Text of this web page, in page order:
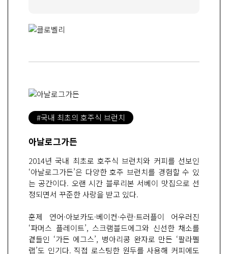
#국내 최초의 호주식 브런치
아날로그가든
2014년 국내 최초로 호주식 브런치와 커피를 선보인
‘아날로그가든’은 다양한 호주 브런치를 경험할 수 있
는 공간이다. 오랜 시간 블루리본 서베이 맛집으로 선
정되면서 꾸준한 사랑을 받고 있다.
훈제 연어·아보카도·베이컨·수란·트러플이 어우러진
‘파머스 플레이트’, 스크램블드에그와 신선한 채소를
곁들인 ‘가든 에그스’, 병아리콩 완자로 만든 ‘팔라펠
랩’도 인기다. 직접 로스팅한 원두를 사용해 커피에도